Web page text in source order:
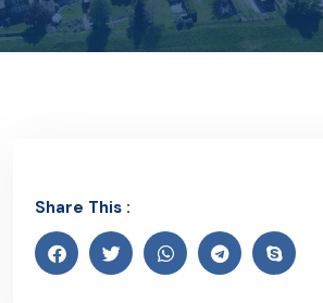
Share This :